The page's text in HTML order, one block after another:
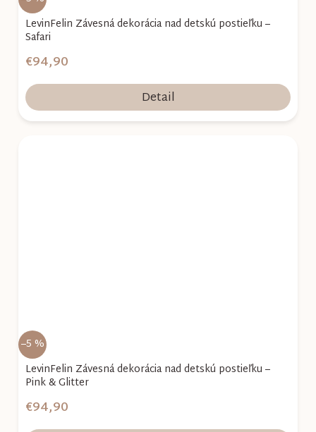
LevinFelin Závesná dekorácia nad detskú postieľku –
Safari
€94,90
Detail
–5 %
LevinFelin Závesná dekorácia nad detskú postieľku –
Pink & Glitter
€94,90